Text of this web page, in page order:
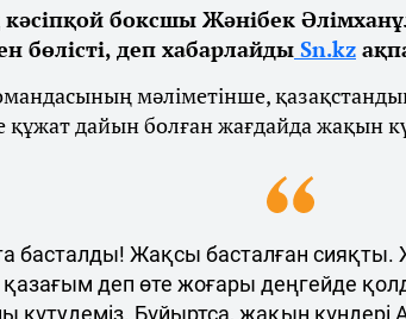
кәсіпқой боксшы Жәнібек
бөлісті, деп хабарлайды Sn.kz
мәліметінше,
құжат дайын болған жағдайда жақын
басталды! Жақсы басталған сияқты.
деп өте жоғары деңгейде
күтудеміз. Бұйыртса, жақын